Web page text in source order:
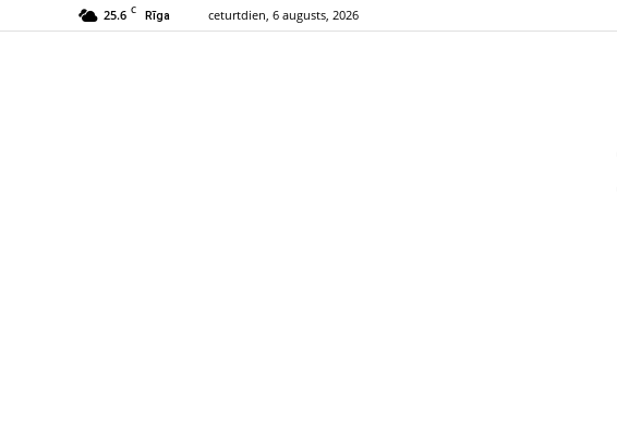
25.6 C Rīga ceturtdien, 6 augusts, 2026